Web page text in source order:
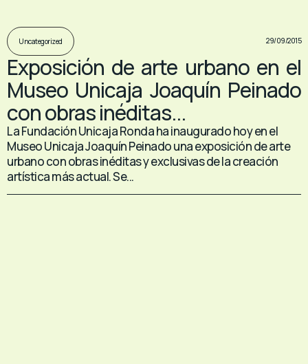
Uncategorized 29/09/2015
Exposición de arte urbano en el
Museo Unicaja Joaquín Peinado
con obras inéditas...
La Fundación Unicaja Ronda ha inaugurado hoy en el
Museo Unicaja Joaquín Peinado una exposición de arte
urbano con obras inéditas y exclusivas de la creación
artística más actual. Se...